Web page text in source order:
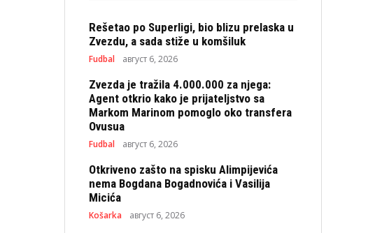
Rešetao po Superligi, bio blizu prelaska u
Zvezdu, a sada stiže u komšiluk
Fudbal август 6, 2026
Zvezda je tražila 4.000.000 za njega:
Agent otkrio kako je prijateljstvo sa
Markom Marinom pomoglo oko transfera
Ovusua
Fudbal август 6, 2026
Otkriveno zašto na spisku Alimpijevića
nema Bogdana Bogadnovića i Vasilija
Micića
Košarka август 6, 2026